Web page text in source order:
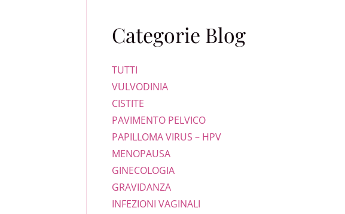
Categorie Blog
TUTTI
VULVODINIA
CISTITE
PAVIMENTO PELVICO
PAPILLOMA VIRUS – HPV
MENOPAUSA
GINECOLOGIA
GRAVIDANZA
INFEZIONI VAGINALI